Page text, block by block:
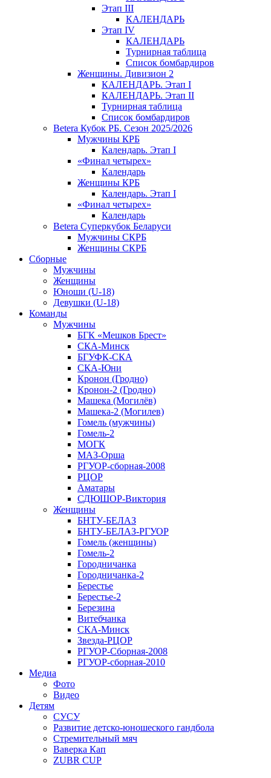
Этап III
КАЛЕНДАРЬ
Этап IV
КАЛЕНДАРЬ
Турнирная таблица
Список бомбардиров
Женщины. Дивизион 2
КАЛЕНДАРЬ. Этап I
КАЛЕНДАРЬ. Этап II
Турнирная таблица
Список бомбардиров
Betera Кубок РБ. Сезон 2025/2026
Мужчины КРБ
Календарь. Этап I
«Финал четырех»
Календарь
Женщины КРБ
Календарь. Этап I
«Финал четырех»
Календарь
Betera Суперкубок Беларуси
Мужчины СКРБ
Женщины СКРБ
Сборные
Мужчины
Женщины
Юноши (U-18)
Девушки (U-18)
Команды
Мужчины
БГК «Мешков Брест»
СКА-Минск
БГУФК-СКА
СКА-Юни
Кронон (Гродно)
Кронон-2 (Гродно)
Машека (Могилёв)
Машека-2 (Могилев)
Гомель (мужчины)
Гомель-2
МОГК
МАЗ-Орша
РГУОР-сборная-2008
РЦОР
Аматары
СДЮШОР-Виктория
Женщины
БНТУ-БЕЛАЗ
БНТУ-БЕЛАЗ-РГУОР
Гомель (женщины)
Гомель-2
Городничанка
Городничанка-2
Берестье
Берестье-2
Березина
Витебчанка
СКА-Минск
Звезда-РЦОР
РГУОР-Сборная-2008
РГУОР-сборная-2010
Медиа
Фото
Видео
Детям
СУСУ
Развитие детско-юношеского гандбола
Стремительный мяч
Ваверка Кап
ZUBR CUP